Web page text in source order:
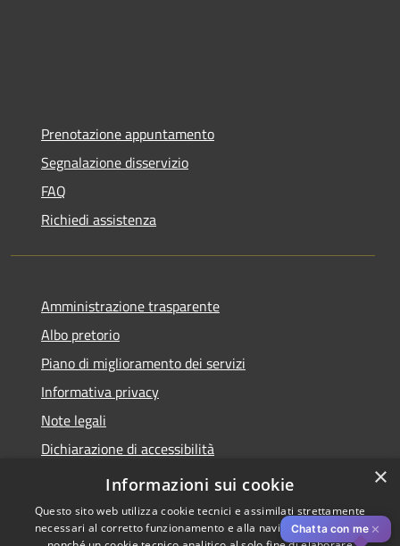
Prenotazione appuntamento
Segnalazione disservizio
FAQ
Richiedi assistenza
Amministrazione trasparente
Albo pretorio
Piano di miglioramento dei servizi
Informativa privacy
Note legali
Dichiarazione di accessibilità
Obiettivi di accessibilità per l'anno 2025
Chatta con me ✕
×
Informazioni sui cookie
Questo sito web utilizza cookie tecnici e assimilati strettamente
necessari al corretto funzionamento e alla navigazione del sito,